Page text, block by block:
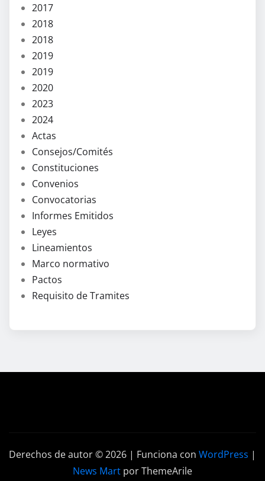
2017
2018
2018
2019
2019
2020
2023
2024
Actas
Consejos/Comités
Constituciones
Convenios
Convocatorias
Informes Emitidos
Leyes
Lineamientos
Marco normativo
Pactos
Requisito de Tramites
Derechos de autor © 2026 | Funciona con WordPress |
News Mart por ThemeArile